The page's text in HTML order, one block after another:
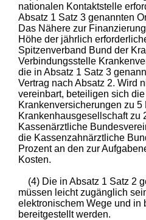
nationalen Kontaktstelle
Absatz 1 Satz 3 genannten
Das Nähere zur
Höhe der jährlich
Spitzenverband Bund der
Verbindungsstelle
die in Absatz 1 Satz 3
Vertrag nach Absatz 2. Wird
vereinbart, beteiligen sich
Krankenversicherungen zu
Krankenhausgesellschaft zu
Kassenärztliche
die Kassenzahnärztliche
Prozent an den zur
Kosten.
(4) Die in Absatz 1 Satz 2
müssen leicht zugänglich
elektronischem Wege und in
bereitgestellt werden.